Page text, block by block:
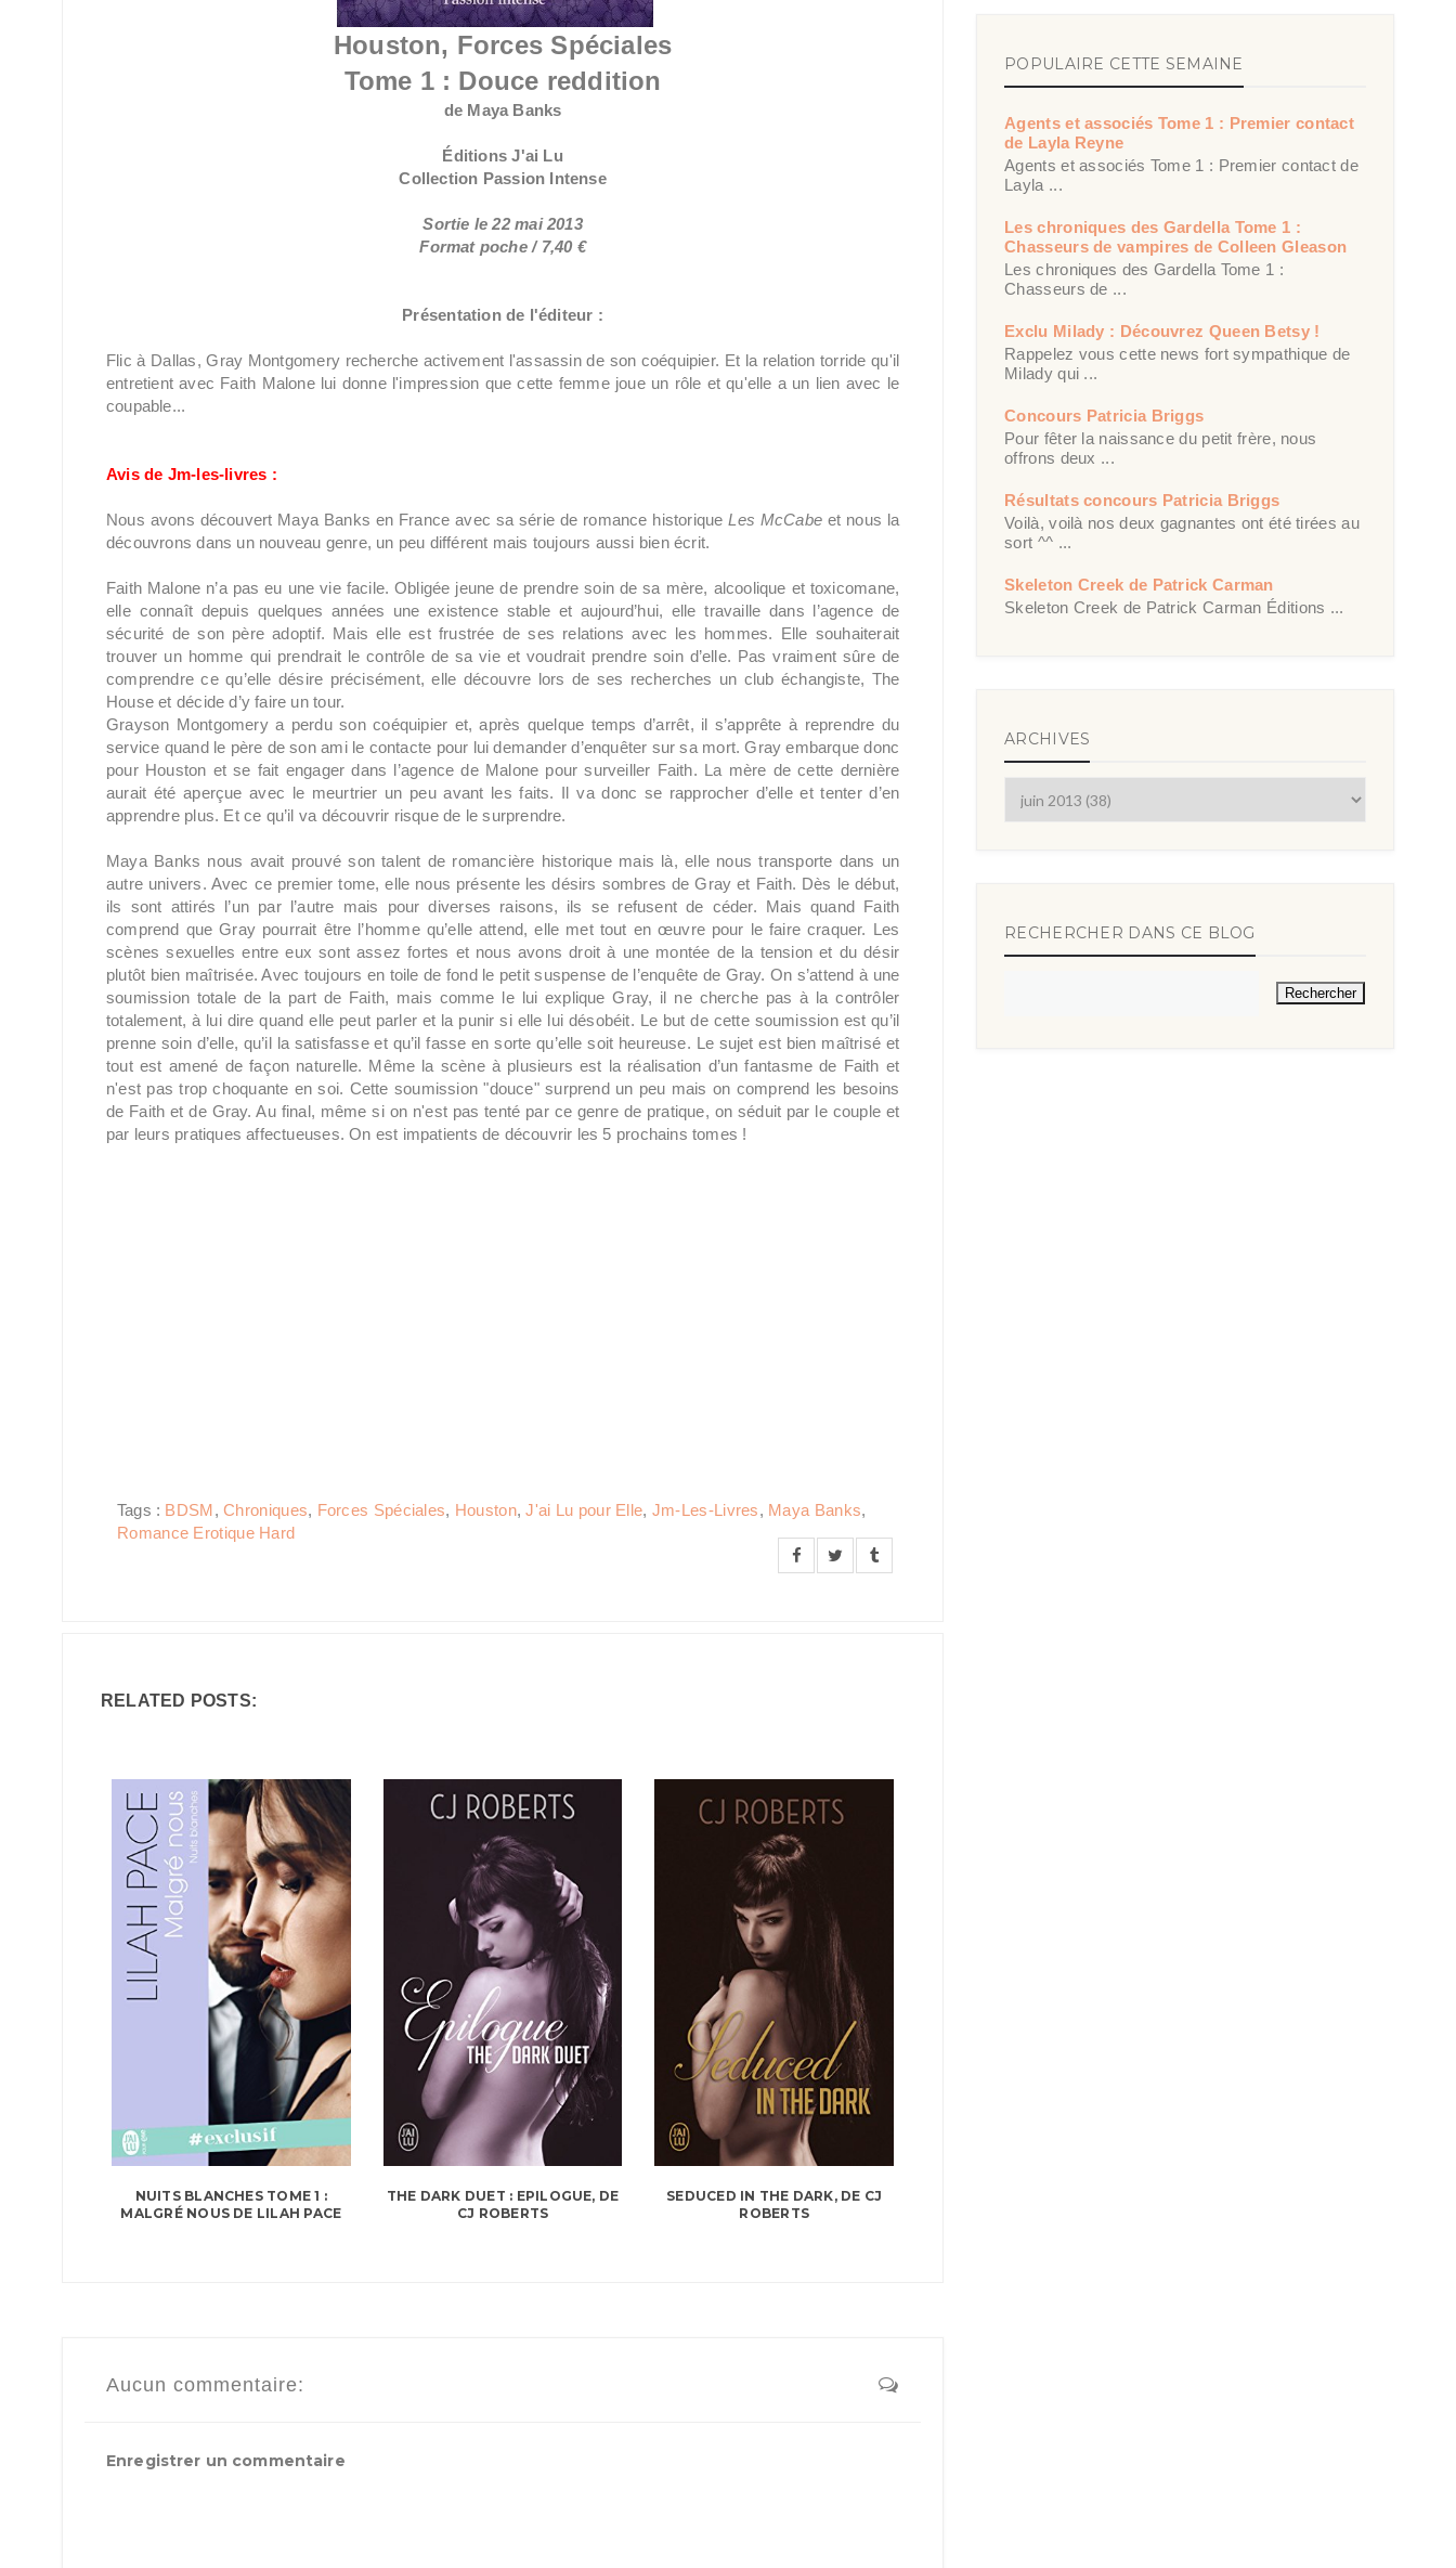
Houston, Forces Spéciales
Tome 1 : Douce reddition
de Maya Banks
Éditions J'ai Lu
Collection Passion Intense
Sortie le 22 mai 2013
Format poche / 7,40 €
Présentation de l'éditeur :
Flic à Dallas, Gray Montgomery recherche activement l'assassin de son coéquipier. Et la relation torride qu'il
entretient avec Faith Malone lui donne l'impression que cette femme joue un rôle et qu'elle a un lien avec le
coupable...
Avis de Jm-les-livres :
Nous avons découvert Maya Banks en France avec sa série de romance historiqueLes McCabe et nous la
découvrons dans un nouveau genre, un peu différent mais toujours aussi bien écrit.
Faith Malone n’a pas eu une vie facile. Obligée jeune de prendre soin de sa mère, alcoolique et toxicomane,
elle connaît depuis quelques années une existence stable et aujourd’hui, elle travaille dans l’agence de
sécurité de son père adoptif. Mais elle est frustrée de ses relations avec les hommes. Elle souhaiterait
trouver un homme qui prendrait le contrôle de sa vie et voudrait prendre soin d’elle. Pas vraiment sûre de
comprendre ce qu’elle désire précisément, elle découvre lors de ses recherches un club échangiste, The
House et décide d’y faire un tour.
Grayson Montgomery a perdu son coéquipier et, après quelque temps d’arrêt, il s’apprête à reprendre du
service quand le père de son ami le contacte pour lui demander d’enquêter sur sa mort. Gray embarque donc
pour Houston et se fait engager dans l’agence de Malone pour surveiller Faith. La mère de cette dernière
aurait été aperçue avec le meurtrier un peu avant les faits. Il va donc se rapprocher d’elle et tenter d’en
apprendre plus. Et ce qu’il va découvrir risque de le surprendre.
Maya Banks nous avait prouvé son talent de romancière historique mais là, elle nous transporte dans un
autre univers. Avec ce premier tome, elle nous présente les désirs sombres de Gray et Faith. Dès le début,
ils sont attirés l’un par l’autre mais pour diverses raisons, ils se refusent de céder. Mais quand Faith
comprend que Gray pourrait être l’homme qu’elle attend, elle met tout en œuvre pour le faire craquer. Les
scènes sexuelles entre eux sont assez fortes et nous avons droit à une montée de la tension et du désir
plutôt bien maîtrisée. Avec toujours en toile de fond le petit suspense de l’enquête de Gray. On s’attend à une
soumission totale de la part de Faith, mais comme le lui explique Gray, il ne cherche pas à la contrôler
totalement, à lui dire quand elle peut parler et la punir si elle lui désobéit. Le but de cette soumission est qu’il
prenne soin d’elle, qu’il la satisfasse et qu’il fasse en sorte qu’elle soit heureuse. Le sujet est bien maîtrisé et
tout est amené de façon naturelle. Même la scène à plusieurs est la réalisation d’un fantasme de Faith et
n'est pas trop choquante en soi. Cette soumission "douce" surprend un peu mais on comprend les besoins
de Faith et de Gray. Au final, même si on n'est pas tenté par ce genre de pratique, on séduit par le couple et
par leurs pratiques affectueuses. On est impatients de découvrir les 5 prochains tomes !
Tags : BDSM,Chroniques, Forces Spéciales, Houston,J'ai Lu pour Elle, Jm-Les-Livres, Maya Banks,
Romance Erotique Hard
RELATED POSTS:
NUITS BLANCHES TOME 1 :
MALGRÉ NOUS DE LILAH PACE
THE DARK DUET : EPILOGUE, DE
CJ ROBERTS
SEDUCED IN THE DARK, DE CJ
ROBERTS
Aucun commentaire:
Enregistrer un commentaire
POPULAIRE CETTE SEMAINE
Agents et associés Tome 1 : Premier contact
de Layla Reyne
Agents et associés Tome 1 : Premier contact de
Layla ...
Les chroniques des Gardella Tome 1 :
Chasseurs de vampires de Colleen Gleason
Les chroniques des Gardella Tome 1 :
Chasseurs de ...
Exclu Milady : Découvrez Queen Betsy !
Rappelez vous cette news fort sympathique de
Milady qui ...
Concours Patricia Briggs
Pour fêter la naissance du petit frère, nous
offrons deux ...
Résultats concours Patricia Briggs
Voilà, voilà nos deux gagnantes ont été tirées au
sort ^^ ...
Skeleton Creek de Patrick Carman
Skeleton Creek de Patrick Carman Éditions ...
ARCHIVES
RECHERCHER DANS CE BLOG